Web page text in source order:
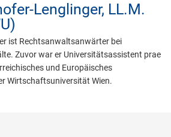
Lenglinger, LL.M.
ist Rechtsanwaltsanwärter bei
Zuvor war er Universitätsassistent prae
und Europäisches
Wirtschaftsuniversität Wien.